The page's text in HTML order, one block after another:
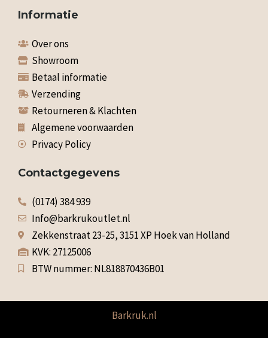
Informatie
Over ons
Showroom
Betaal informatie
Verzending
Retourneren & Klachten
Algemene voorwaarden
Privacy Policy
Contactgegevens
(0174) 384 939
Info@barkrukoutlet.nl
Zekkenstraat 23-25, 3151 XP Hoek van Holland
KVK: 27125006
BTW nummer: NL818870436B01
Barkruk.nl